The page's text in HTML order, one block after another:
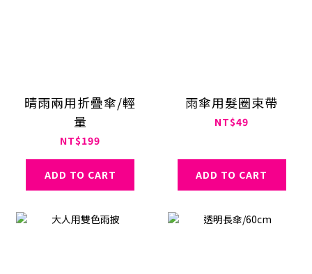
晴雨兩用折疊傘/輕
量
NT$199
ADD TO CART
雨傘用髮圈束帶
NT$49
ADD TO CART